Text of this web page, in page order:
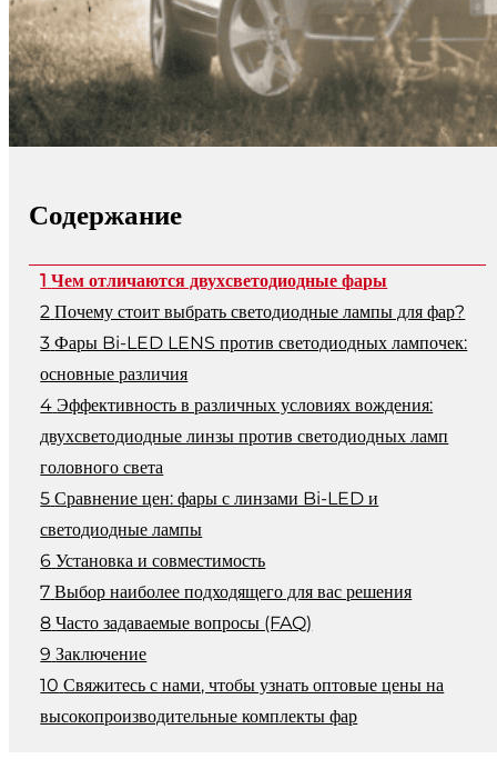
Содержание
Чем отличаются двухсветодиодные фары
Почему стоит выбрать светодиодные лампы для фар?
Фары Bi-LED LENS против светодиодных лампочек:
основные различия
Эффективность в различных условиях вождения:
двухсветодиодные линзы против светодиодных ламп
головного света
Сравнение цен: фары с линзами Bi-LED и
светодиодные лампы
Установка и совместимость
Выбор наиболее подходящего для вас решения
Часто задаваемые вопросы (FAQ)
Заключение
Свяжитесь с нами, чтобы узнать оптовые цены на
высокопроизводительные комплекты фар